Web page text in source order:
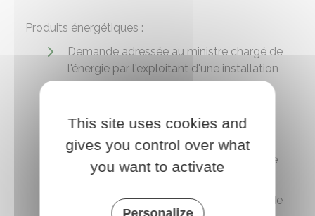
Produits énergétiques :
Demande adressée au ministre chargé de
l'énergie par l'exploitant d'une installation
de gaz une dérogation aux conditions
gazières
Demande de délégation d'économie
d'énergie adressée au ministre chargé de
l'énergie par le délégataire
Demande adressée au ministre chargé de
This site uses cookies and
gives you control over what
you want to activate
Personalize